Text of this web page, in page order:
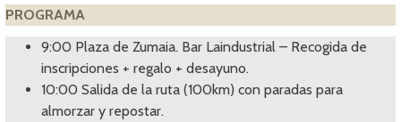
PROGRAMA
9:00 Plaza de Zumaia. Bar Laindustrial – Recogida de
inscripciones + regalo + desayuno.
10:00 Salida de la ruta (100km) con paradas para
almorzar y repostar.